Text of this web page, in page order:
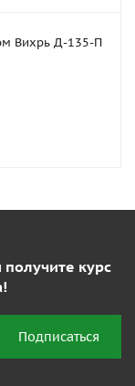
Вихрь Д-135-П
курс